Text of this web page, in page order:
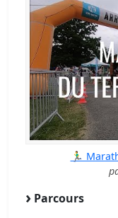
🏃‍♂️
Parcours